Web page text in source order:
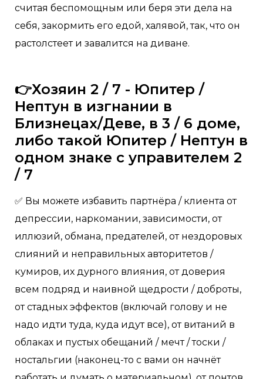
считая беспомощным или беря эти дела на
себя, закормить его едой, халявой, так, что он
растолстеет и завалится на диване.
👉Хозяин 2 / 7 - Юпитер /
Нептун в изгнании в
Близнецах/Деве, в 3 / 6 доме,
либо такой Юпитер / Нептун в
одном знаке с управителем 2
/ 7
✅ Вы можете избавить партнёра / клиента от
депрессии, наркомании, зависимости, от
иллюзий, обмана, предателей, от нездоровых
слияний и неправильных авторитетов /
кумиров, их дурного влияния, от доверия
всем подряд и наивной щедрости / доброты,
от стадных эффектов (включай голову и не
надо идти туда, куда идут все), от витаний в
облаках и пустых обещаний / мечт / тоски /
ностальгии (наконец-то с вами он начнёт